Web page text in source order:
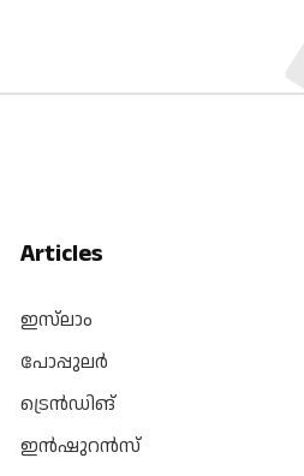
Articles
ഇസ്‌ലാം
പോപ്പുലർ
ട്രെൻഡിങ്
ഇൻഷുറൻസ്